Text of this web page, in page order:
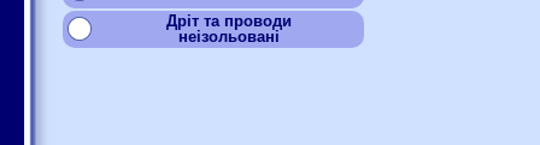
Дріт та проводи
неізольовані